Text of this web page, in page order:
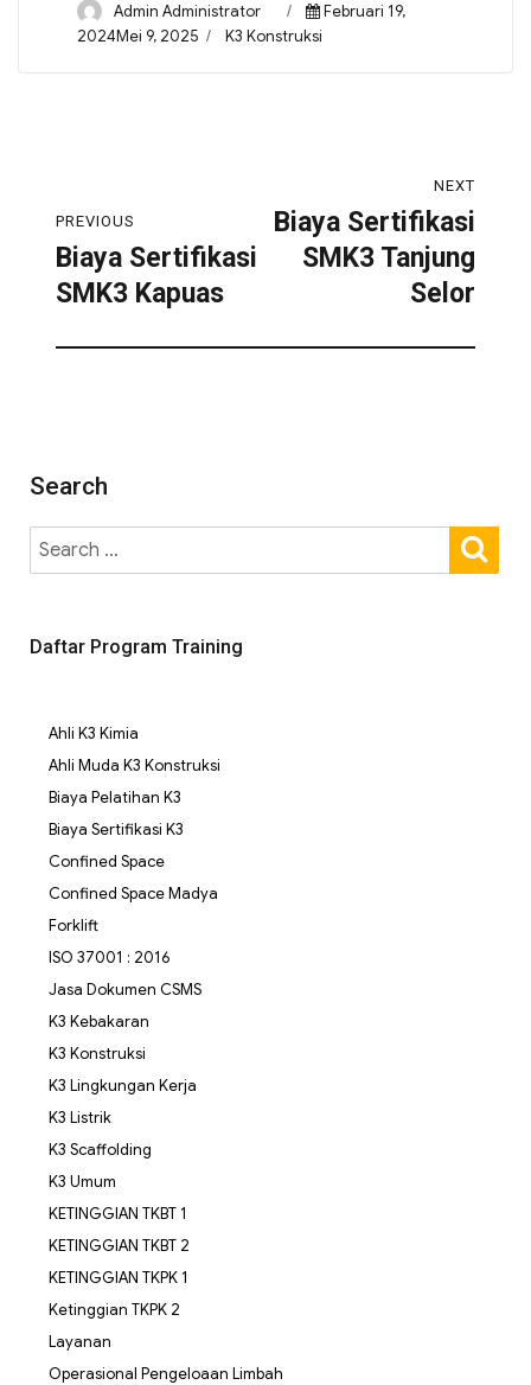
Admin Administrator
Februari 19,
2024Mei 9, 2025
K3 Konstruksi
PREVIOUS
Biaya Sertifikasi
SMK3 Kapuas
NEXT
Biaya Sertifikasi
SMK3 Tanjung
Selor
Search
Daftar Program Training
Ahli K3 Kimia
Ahli Muda K3 Konstruksi
Biaya Pelatihan K3
Biaya Sertifikasi K3
Confined Space
Confined Space Madya
Forklift
ISO 37001 : 2016
Jasa Dokumen CSMS
K3 Kebakaran
K3 Konstruksi
K3 Lingkungan Kerja
K3 Listrik
K3 Scaffolding
K3 Umum
KETINGGIAN TKBT 1
KETINGGIAN TKBT 2
KETINGGIAN TKPK 1
Ketinggian TKPK 2
Layanan
Operasional Pengeloaan Limbah